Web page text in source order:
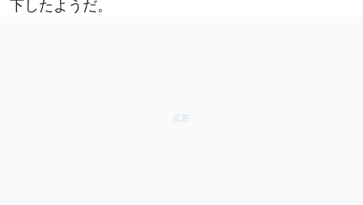
下したようだ。